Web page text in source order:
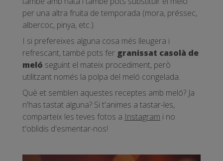
per una altra fruita de temporada (mora, préssec,
albercoc, pinya, etc.).
I si prefereixes alguna cosa més lleugera i
refrescant, també pots fer granissat casolà de
meló seguint el mateix procediment, però
utilitzant només la polpa del meló congelada.
Què et semblen aquestes receptes amb meló? Ja
n'has tastat alguna? Si t'animes a tastar-les,
comparteix les teves fotos a Instagram i no
t'oblidis d'esmentar-nos!